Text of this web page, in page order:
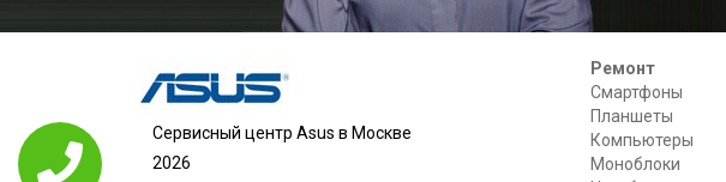
Сервисный центр Asus в Москве
2026
Ремонт
Смартфоны
Планшеты
Компьютеры
Моноблоки